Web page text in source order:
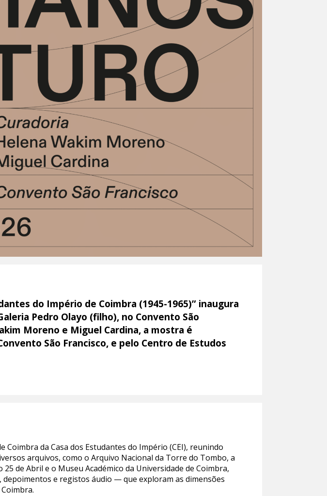
do Império de Coimbra (1945-1965)” inaugura
Pedro Olayo (filho), no Convento São
Moreno e Miguel Cardina, a mostra é
São Francisco, e pelo Centro de Estudos
Coimbra da Casa dos Estudantes do Império (CEI), reunindo
arquivos, como o Arquivo Nacional da Torre do Tombo, a
de Abril e o Museu Académico da Universidade de Coimbra,
e registos áudio — que exploram as dimensões